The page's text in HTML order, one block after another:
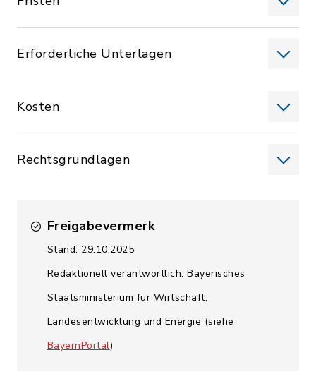
Erforderliche Unterlagen
Kosten
Rechtsgrundlagen
Freigabevermerk
Stand: 29.10.2025
Redaktionell verantwortlich: Bayerisches
Staatsministerium für Wirtschaft,
Landesentwicklung und Energie (siehe
BayernPortal)